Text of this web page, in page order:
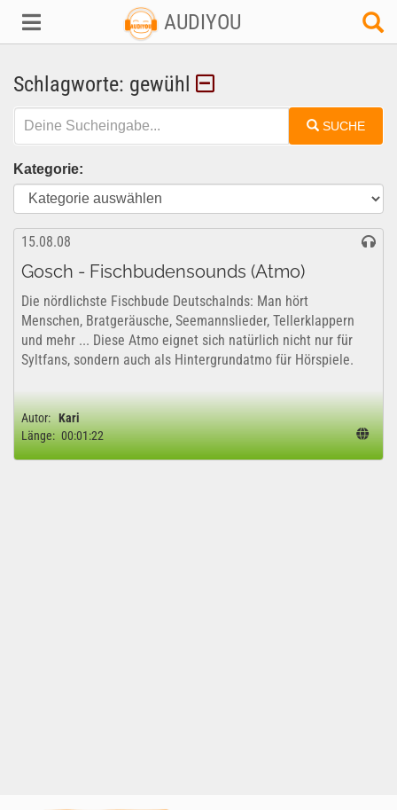
AUDIYOU
Schlagworte: gewühl
SUCHE
Kategorie:
15.08.08
Gosch - Fischbudensounds (Atmo)
Die nördlichste Fischbude Deutschalnds: Man hört
Menschen, Bratgeräusche, Seemannslieder, Tellerklappern
und mehr ... Diese Atmo eignet sich natürlich nicht nur für
Syltfans, sondern auch als Hintergrundatmo für Hörspiele.
Autor: Kari
Länge: 00:01:22